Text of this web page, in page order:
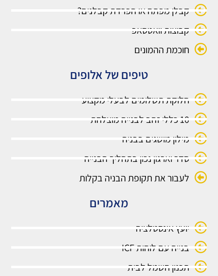
קבלן מפתח או הפרדת קבלנים?
קבוצות וואטסאפ
חוכמת ההמונים
טיפים של אלופים
חלוקת תשלומים לבעלי מקצוע
10 כללי זהב לבנייה מוצלחת
מילון מושגים בבניה
סדר וארגון נכון בתהליך הבנייה
לעבור את תקופת הבניה בקלות
מאמרים
יועץ אינסטלציה
בנייה עם לוחות ICF
תכנון חשמל לבית